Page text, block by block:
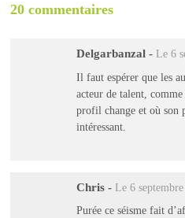
20 commentaires
Delgarbanzal - Le 6
Il faut espérer que les
acteur de talent,
profil change et où son
intéressant.
Chris - Le 6
Purée ce séisme fait